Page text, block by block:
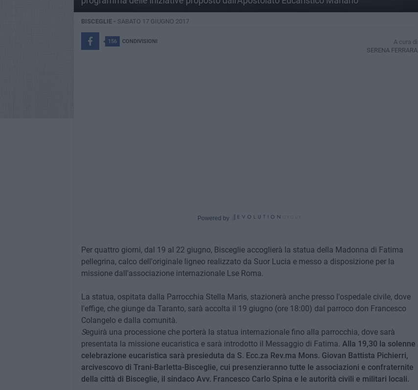
BISCEGLIE - SABATO 17 GIUGNO 2017
156 CONDIVISIONI
A cura di
SERENA FERRARA
Powered by
Per quattro giorni, dal 19 al 22 giugno, Bisceglie accoglierà la statua della Madonna di Fatima
pellegrina, calco dell'originale ligneo realizzato da Suor Lucia e messo a disposizione per la
missione dall'associazione internazionale Lse Roma.
La statua, ospitata dalla Parrocchia Stella Maris, stazionerà anche presso l'ospedale civile, dove
l'effige, che giunge da Taranto, sarà accolta il 19 giugno (ore 18:00) dal parroco don Francesco
Colangelo e dalla comunità.
Seguirà una processione che porterà la statua internazionale fino alla parrocchia, dove sarà
presentata la missione eucaristica e sarà introdotto il Messaggio di Fatima. Alla 19,30 la solenne
celebrazione eucaristica sarà presieduta da S. Ecc.za Rev.ma Mons. Giovan Battista Pichierri,
arcivescovo di Trani-Barletta-Bisceglie, cui presenzieranno tutte le associazioni e confraternite
della città di Bisceglie, il sindaco Avv. Francesco Carlo Spina e le autorità civili e militari locali.